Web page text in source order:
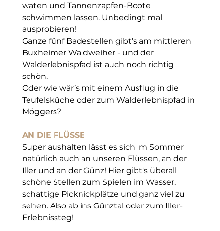
waten und Tannenzapfen-Boote
schwimmen lassen. Unbedingt mal
ausprobieren!
Ganze fünf Badestellen gibt's am mittleren
Buxheimer Waldweiher - und der
Walderlebnispfad ist auch noch richtig
schön.
Oder wie wär’s mit einem Ausflug in die
Teufelsküche oder zum Walderlebnispfad in
Möggers?
AN DIE FLÜSSE
Super aushalten lässt es sich im Sommer
natürlich auch an unseren Flüssen, an der
Iller und an der Günz! Hier gibt's überall
schöne Stellen zum Spielen im Wasser,
schattige Picknickplätze und ganz viel zu
sehen. Also ab ins Günztal oder zum Iller-
Erlebnissteg!